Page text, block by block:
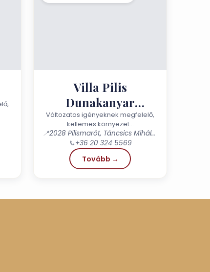
Villa Pilis
Dunakanyar
Pilismarót
Változatos igényeknek megfelelő,
kellemes környezet…
📍
2028 Pilismarót, Táncsics Mihály utca 9/a
📞+36 20 324 5569
Tovább →